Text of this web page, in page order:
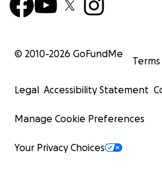
© 2010-2026 GoFundMe
Terms
Legal Accessibility Statement
Manage Cookie Preferences
Your Privacy Choices